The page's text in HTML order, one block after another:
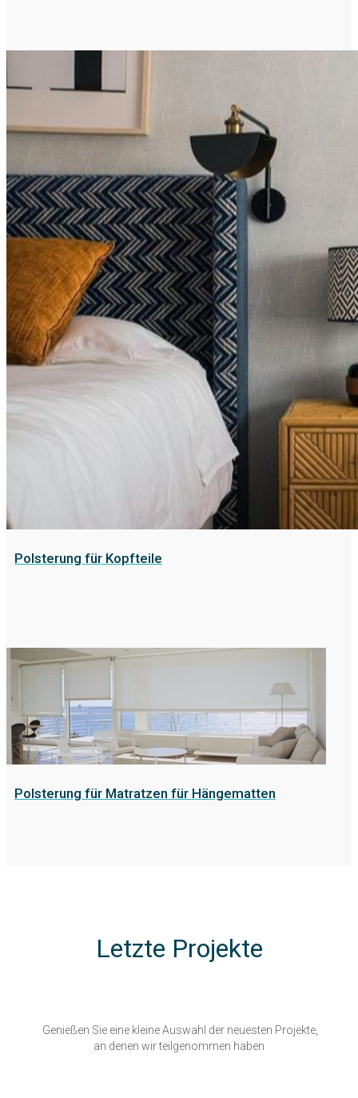
Polsterung für Kopfteile
Polsterung für Matratzen für Hängematten
Letzte Projekte
Genießen Sie eine kleine Auswahl der neuesten Projekte,
an denen wir teilgenommen haben